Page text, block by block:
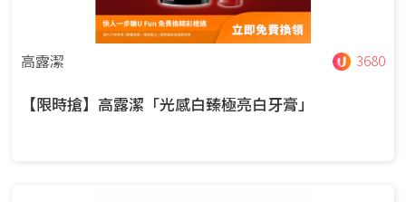
高露潔 3680
【限時搶】高露潔「光感白臻極亮白牙膏」